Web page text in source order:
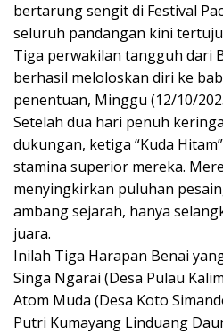
bertarung sengit di Festival
seluruh pandangan kini tertuju
Tiga perwakilan tangguh dari
berhasil meloloskan diri ke
penentuan, Minggu (12/10/
Setelah dua hari penuh
dukungan, ketiga “Kuda
stamina superior mereka.
menyingkirkan puluhan
ambang sejarah, hanya
juara.
Inilah Tiga Harapan Benai
Singa Ngarai (Desa Pulau
Atom Muda (Desa Koto
Putri Kumayang Linduang